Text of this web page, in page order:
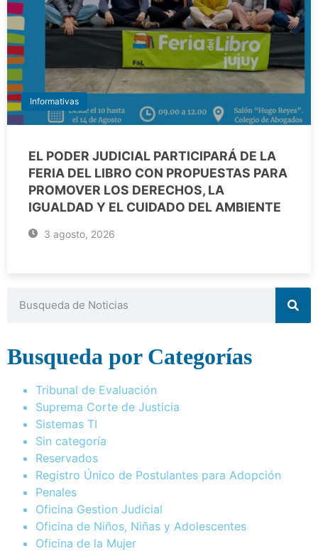
Informativas
EL PODER JUDICIAL PARTICIPARÁ DE LA
FERIA DEL LIBRO CON PROPUESTAS PARA
PROMOVER LOS DERECHOS, LA
IGUALDAD Y EL CUIDADO DEL AMBIENTE
3 agosto, 2026
Busqueda por Categorías
Tribunal de Evaluación
Suprema Corte de Justicia
Sistemas TI
Sin categoría
Reservados
Registro Único de Postulantes para Adopción
Penales
Oficina Gestion Judicial
Oficina de Niños, Niñas y Adolescentes
Oficina de la Mujer